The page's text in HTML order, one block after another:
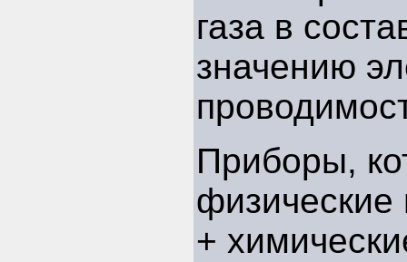
газа в
значению
Приборы,
+